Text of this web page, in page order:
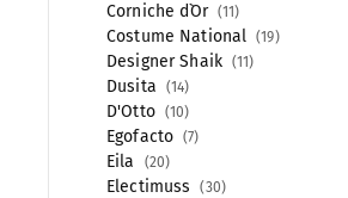
Corniche d`Or 11
Costume National 19
Designer Shaik 11
Dusita 14
D'Otto 10
Egofacto 7
Eila 20
Electimuss 30